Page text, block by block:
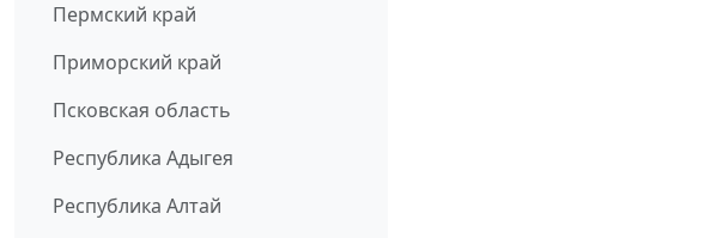
Пермский край
Приморский край
Псковская область
Республика Адыгея
Республика Алтай